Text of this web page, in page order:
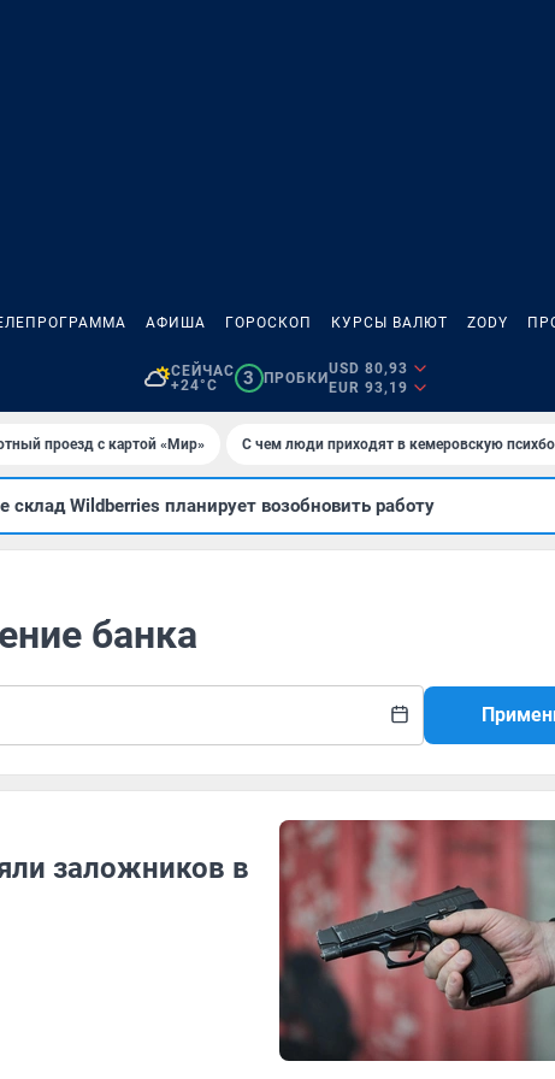
АФИША ГОРОСКОП КУРСЫ ВАЛЮТ ZODY
СЕЙЧАС
+24°C
3 ПРОБКИ
USD 80,93
EUR 93,19
проезд с картой «Мир» С чем люди приходят в кемеровскую
Wildberries планирует возобновить работу
банка
заложников в